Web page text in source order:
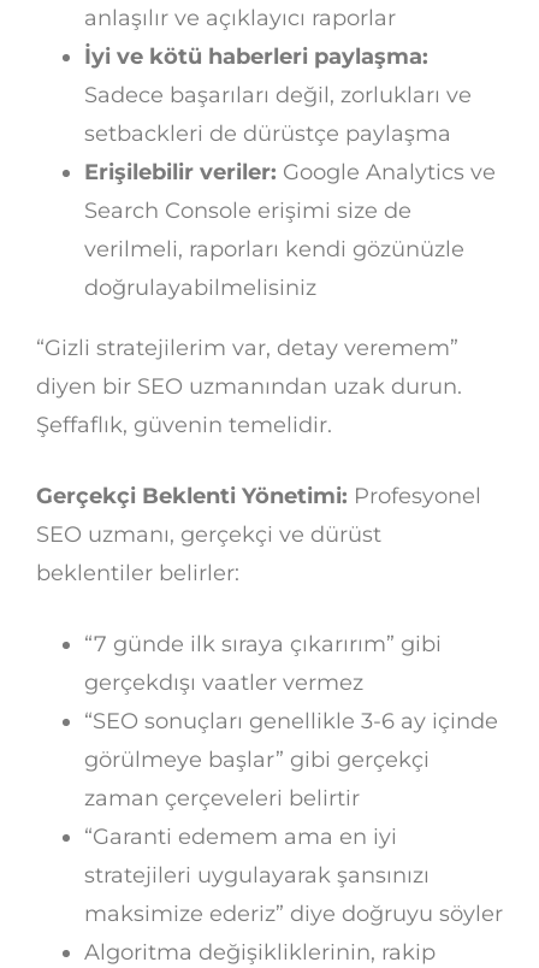
anlaşılır ve açıklayıcı raporlar
İyi ve kötü haberleri paylaşma:
Sadece başarıları değil, zorlukları ve
setbackleri de dürüstçe paylaşma
Erişilebilir veriler: Google Analytics ve
Search Console erişimi size de
verilmeli, raporları kendi gözünüzle
doğrulayabilmelisiniz
“Gizli stratejilerim var, detay veremem”
diyen bir SEO uzmanından uzak durun.
Şeffaflık, güvenin temelidir.
Gerçekçi Beklenti Yönetimi: Profesyonel
SEO uzmanı, gerçekçi ve dürüst
beklentiler belirler:
“7 günde ilk sıraya çıkarırım” gibi
gerçekdışı vaatler vermez
“SEO sonuçları genellikle 3-6 ay içinde
görülmeye başlar” gibi gerçekçi
zaman çerçeveleri belirtir
“Garanti edemem ama en iyi
stratejileri uygulayarak şansınızı
maksimize ederiz” diye doğruyu söyler
Algoritma değişikliklerinin, rakip